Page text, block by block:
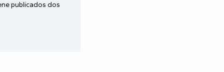
publicados dos